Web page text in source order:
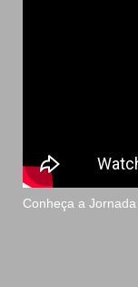
Conheça a